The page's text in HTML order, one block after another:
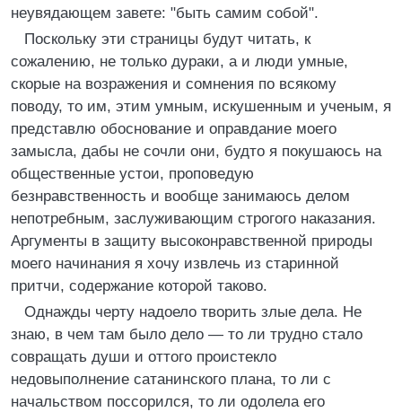
неувядающем завете: "быть самим собой".
Поскольку эти страницы будут читать, к
сожалению, не только дураки, а и люди умные,
скорые на возражения и сомнения по всякому
поводу, то им, этим умным, искушенным и ученым, я
представлю обоснование и оправдание моего
замысла, дабы не сочли они, будто я покушаюсь на
общественные устои, проповедую
безнравственность и вообще занимаюсь делом
непотребным, заслуживающим строгого наказания.
Аргументы в защиту высоконравственной природы
моего начинания я хочу извлечь из старинной
притчи, содержание которой таково.
Однажды черту надоело творить злые дела. Не
знаю, в чем там было дело — то ли трудно стало
совращать души и оттого проистекло
недовыполнение сатанинского плана, то ли с
начальством поссорился, то ли одолела его